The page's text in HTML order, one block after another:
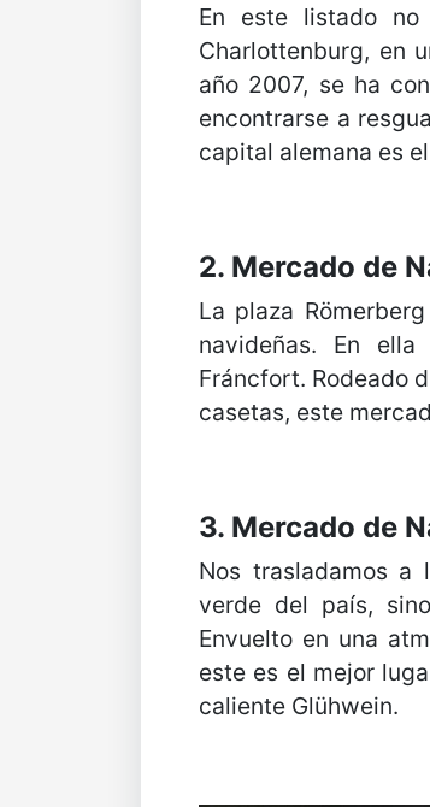
En este listado
Charlottenburg, en
año 2007, se ha
encontrarse a
capital alemana es
2. Mercado de
La plaza
navideñas. En
Fráncfort. Rodeado
casetas, este
3. Mercado de
Nos trasladamos a
verde del país,
Envuelto en una
este es el mejor
caliente Glühwein.